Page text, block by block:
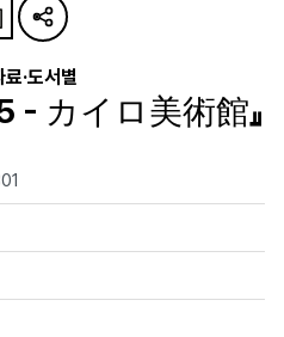
·도서별
- カイロ美術館』